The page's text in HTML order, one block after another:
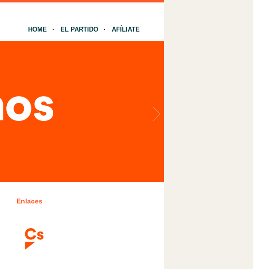
HOME EL PARTIDO AFÍLIATE
Enlaces